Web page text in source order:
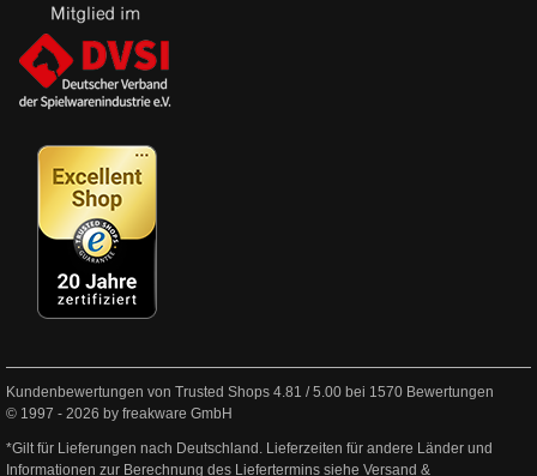
Kundenbewertungen von Trusted Shops 4.81 /5.00 bei 1570 Bewertungen
© 1997 - 2026 by freakware GmbH
*Gilt für Lieferungen nach Deutschland. Lieferzeiten für andere Länder und
Informationen zur Berechnung des Liefertermins siehe Versand &